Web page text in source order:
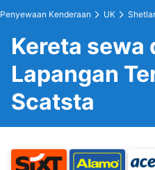
Penyewaan Kenderaan UK
Kereta sewa
Lapangan
Scatsta